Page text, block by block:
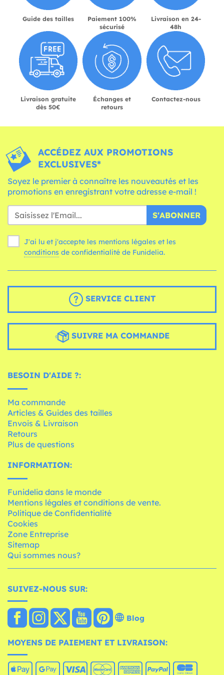
Guide des tailles
Paiement 100%
sécurisé
Livraison en 24-
48h
Livraison gratuite
dès 50€
Échanges et
retours
Contactez-nous
ACCÉDEZ AUX PROMOTIONS
EXCLUSIVES*
Soyez le premier à connaître les nouveautés et les
promotions en enregistrant votre adresse e-mail !
S'ABONNER
J'ai lu et j'accepte les mentions légales et les
conditions de confidentialité de Funidelia.
SERVICE CLIENT
SUIVRE MA COMMANDE
BESOIN D'AIDE ?:
Ma commande
Articles & Guides des tailles
Envois & Livraison
Retours
Plus de questions
INFORMATION:
Funidelia dans le monde
Mentions légales et conditions de vente.
Politique de Confidentialité
Cookies
Zone Entreprise
Sitemap
Qui sommes nous?
SUIVEZ-NOUS SUR:
Blog
MOYENS DE PAIEMENT ET LIVRAISON: